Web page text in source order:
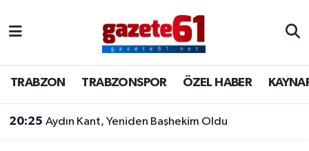
TRABZON TRABZONSPOR ÖZEL HABER
20:25 Aydın Kant, Yeniden Başhekim Oldu
TRABZONSPOR
ÖZEL HABER
Trabzon Nöbetçi Eczaneler
Trabzon Hava Durumu
Trabzon Namaz Vakitleri